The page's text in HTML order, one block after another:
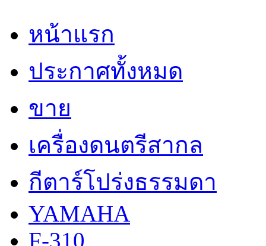
หน้าแรก
ประกาศทั้งหมด
ขาย
เครื่องดนตรีสากล
กีตาร์โปร่งธรรมดา
YAMAHA
F-310